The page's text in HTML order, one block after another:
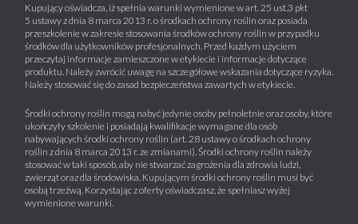
Kupujący oświadcza, iż spełnia warunki wymienione w art. 25 ust.3 pkt
5 ustawy z dnia 8 marca 2013 r. o środkach ochrony roślin oraz posiada
przeszkolenie w zakresie stosowania środków ochrony roślin w przypadku
środków dla użytkowników profesjonalnych. Przed każdym użyciem
przeczytaj informacje zamieszczone w etykiecie i informacje dotyczące
produktu. Należy zwrócić uwagę na szczegółowe wskazania dotyczące ryzyka.
Należy stosować się do zasad bezpieczeństwa zawartych w etykiecie.
Środki ochrony roślin mogą nabyć jedynie osoby pełnoletnie oraz osoby, które
ukończyły szkolenie i posiadają kwalifikacje wymagane dla osób
nabywających środki ochrony roślin (art. 28 ustawy o środkach ochrony
roślin z dnia 8 marca 2013 r. ze zmianami). Środki ochrony roślin należy
stosować w taki sposób, aby nie stwarzać zagrożenia dla zdrowia ludzi,
zwierząt oraz dla środowiska. Kupującym środki ochrony roślin musi być
osobą trzeźwą. Korzystając z oferty oświadczasz, że spełniasz wyżej
wymienione warunki.